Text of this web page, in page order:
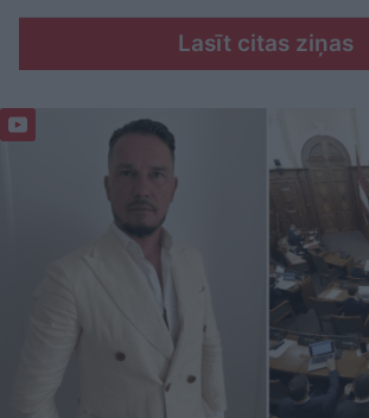
Lasīt citas ziņas